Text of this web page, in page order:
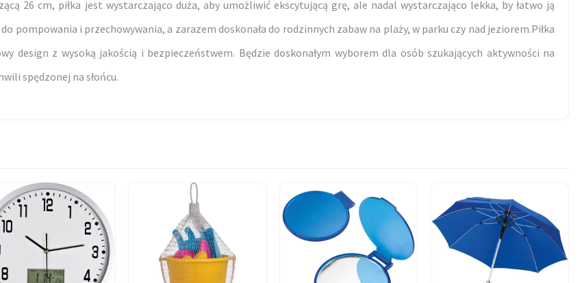
26 cm, piłka jest wystarczająco duża, aby umożliwić ekscytującą grę, ale nadal wystarczająco lekka, by łatwo ją
pompowania i przechowywania, a zarazem doskonała do rodzinnych zabaw na plaży, w parku czy nad jeziorem.Piłka
design z wysoką jakością i bezpieczeństwem. Będzie doskonałym wyborem dla osób szukających aktywności na
spędzonej na słońcu.